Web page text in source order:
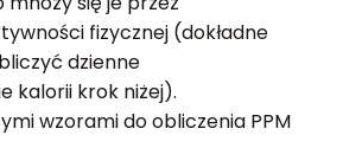
fizycznej (dokładne
dzienne
kalorii krok niżej).
wzorami do obliczenia PPM